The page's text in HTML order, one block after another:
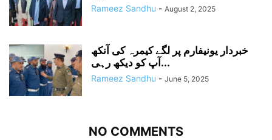
Rameez Sandhu - August 2, 2025
خبردار یونیفارم پر لگے کیمرہ کی آنکھ
آپ کو دیکھ رہی...
Rameez Sandhu - June 5, 2025
NO COMMENTS